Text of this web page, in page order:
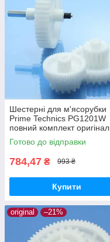
Шестерні для м'ясорубки
Prime Technics PG1201W
повний комплект оригінал
харчовий пластик
Готово до відправки
784,47 ₴ 993 ₴
Купити
original –21%